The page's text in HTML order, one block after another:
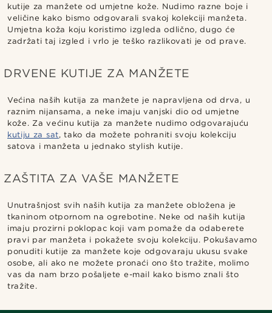
kutije za manžete od umjetne kože. Nudimo razne boje i
veličine kako bismo odgovarali svakoj kolekciji manžeta.
Umjetna koža koju koristimo izgleda odlično, dugo će
zadržati taj izgled i vrlo je teško razlikovati je od prave.
DRVENE KUTIJE ZA MANŽETE
Većina naših kutija za manžete je napravljena od drva, u
raznim nijansama, a neke imaju vanjski dio od umjetne
kože. Za većinu kutija za manžete nudimo odgovarajuću
kutiju za sat, tako da možete pohraniti svoju kolekciju
satova i manžeta u jednako stylish kutije.
ZAŠTITA ZA VAŠE MANŽETE
Unutrašnjost svih naših kutija za manžete obložena je
tkaninom otpornom na ogrebotine. Neke od naših kutija
imaju prozirni poklopac koji vam pomaže da odaberete
pravi par manžeta i pokažete svoju kolekciju. Pokušavamo
ponuditi kutije za manžete koje odgovaraju ukusu svake
osobe, ali ako ne možete pronaći ono što tražite, molimo
vas da nam brzo pošaljete e-mail kako bismo znali što
tražite.